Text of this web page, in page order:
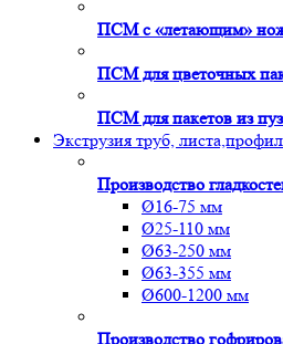
ПСМ с «летающим»
ПСМ для цветочных
ПСМ для пакетов из
Экструзия труб,
Производство
Ø16-75 мм
Ø25-110 мм
Ø63-250 мм
Ø63-355 мм
Ø600-1200 мм
Производство